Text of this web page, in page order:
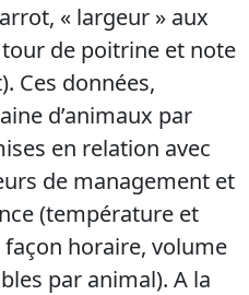
« largeur » aux
de poitrine et note
Ces données,
d’animaux par
en relation avec
de management et
(température et
horaire, volume
par animal). A la